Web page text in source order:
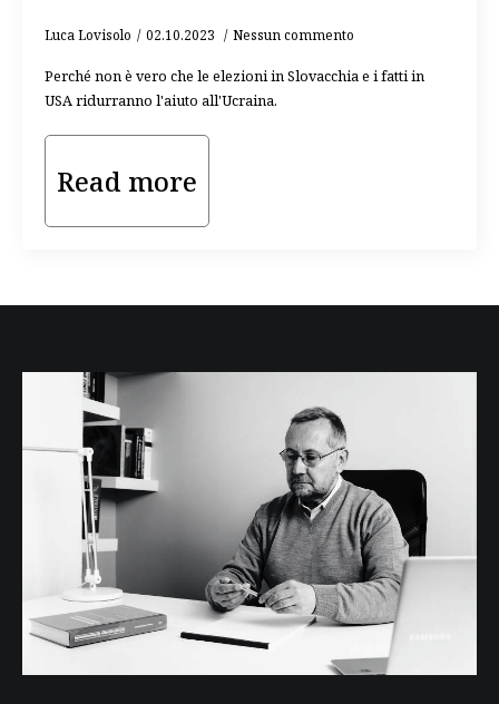
Luca Lovisolo 02.10.2023 Nessun commento
Perché non è vero che le elezioni in Slovacchia e i fatti in
USA ridurranno l'aiuto all'Ucraina.
Read more